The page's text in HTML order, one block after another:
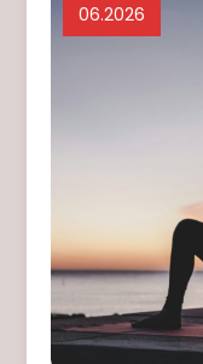
06.2026